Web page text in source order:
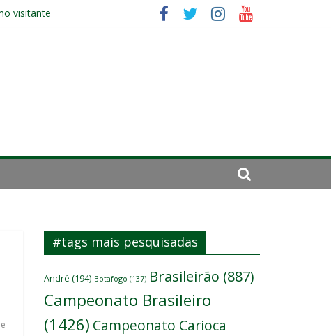
#tags mais pesquisadas
André (194) Botafogo (137) Brasileirão (887)
Campeonato Brasileiro
(1426) Campeonato Carioca